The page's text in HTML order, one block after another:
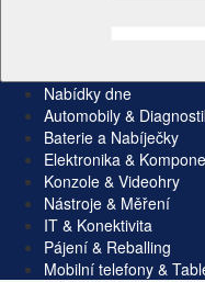
Nabídky dne
Automobily &
Baterie a Nabíječky
Elektronika &
Konzole & Videohry
Nástroje & Měření
IT & Konektivita
Pájení & Reballing
Mobilní telefony &